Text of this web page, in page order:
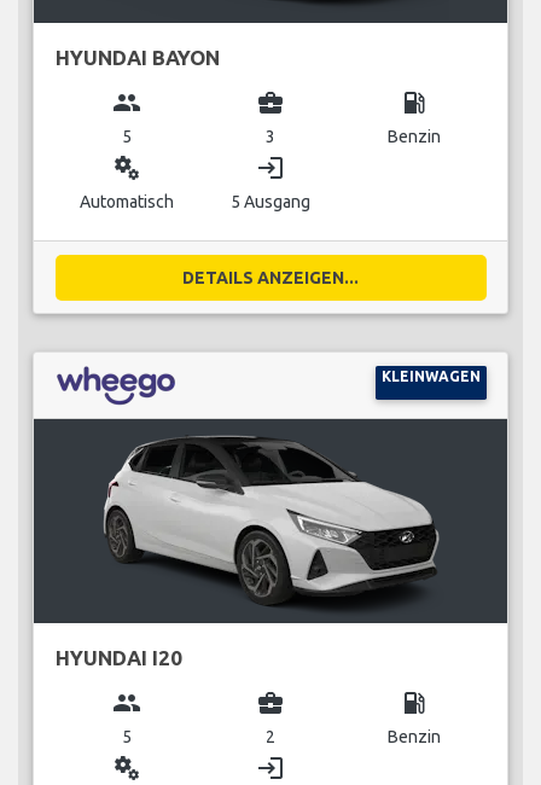
HYUNDAI BAYON
group
5
business_center
3
local_gas_station
Benzin
miscellaneous_services
Automatisch
login
5 Ausgang
DETAILS ANZEIGEN...
KLEINWAGEN
HYUNDAI I20
group
5
business_center
2
local_gas_station
Benzin
miscellaneous_services login